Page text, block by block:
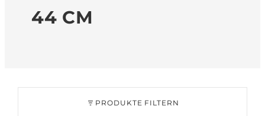
44 CM
PRODUKTE FILTERN